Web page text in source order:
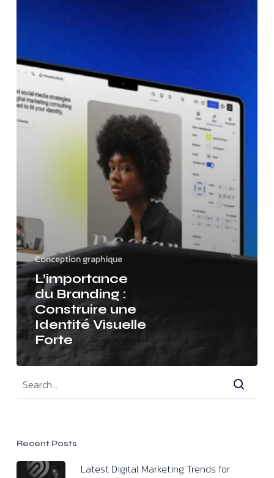
Forte
Conception graphique
L’importance
du Branding :
Construire une
Identité Visuelle
Forte
Recent Posts
Latest Digital Marketing Trends for